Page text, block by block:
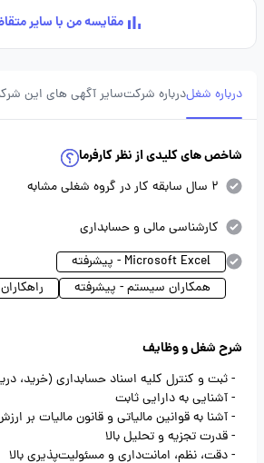
مقایسه من با سایر
درباره شغلدرباره شرکتسایر آگهی های این
شاخص های کلیدی از نظر کارفرما
2 سال سابقه کار در گروه شغلی مشابه
کارشناسی مالی و حسابداری
Microsoft Excel - پیشرفته
همکاران سیستم - پیشرفته
شرح شغل و وظایف
- ثبت و کنترل کلیه اسناد حسابداری (خرید،
- آشنایی به دارایی ثابت
- آشنا به قوانین مالیاتی و قانون مالیات بر
- قدرت تجزیه و تحلیل بالا
- دقت، نظم، امانت‌داری و مسئولیت‌پذیری بالا